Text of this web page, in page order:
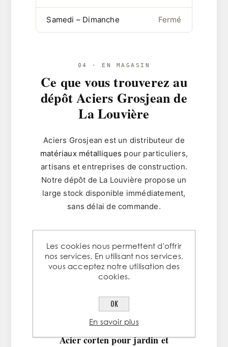
Samedi – Dimanche Fermé
04 · EN MAGASIN
Ce que vous trouverez au
dépôt Aciers Grosjean de
La Louvière
Aciers Grosjean est un distributeur de
matériaux métalliques pour particuliers,
artisans et entreprises de construction.
Notre dépôt de La Louvière propose un
large stock disponible immédiatement,
sans délai de commande.
Tubes ronds, carrés et rectangulaires,
cornières, plats, fers en U et en T,
mesure disponible directement en
magasin.
Acier corten pour jardin et
Les cookies nous permettent d'offrir
nos services. En utilisant nos services,
vous acceptez notre utilisation des
cookies.
OK
En savoir plus